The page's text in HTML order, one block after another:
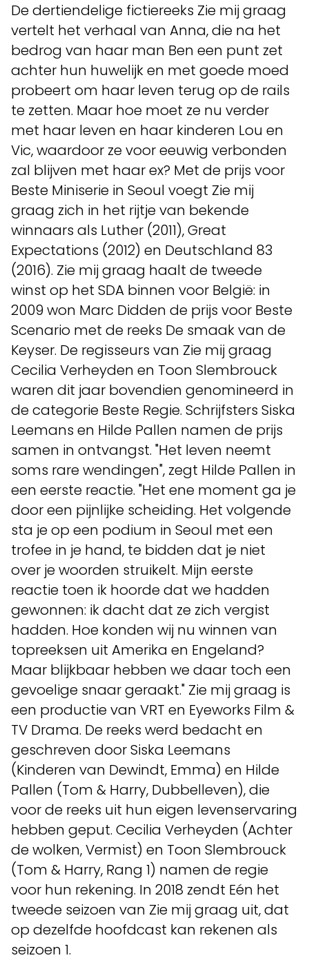
De dertiendelige fictiereeks Zie mij graag
vertelt het verhaal van Anna, die na het
bedrog van haar man Ben een punt zet
achter hun huwelijk en met goede moed
probeert om haar leven terug op de rails
te zetten. Maar hoe moet ze nu verder
met haar leven en haar kinderen Lou en
Vic, waardoor ze voor eeuwig verbonden
zal blijven met haar ex? Met de prijs voor
Beste Miniserie in Seoul voegt Zie mij
graag zich in het rijtje van bekende
winnaars als Luther (2011), Great
Expectations (2012) en Deutschland 83
(2016). Zie mij graag haalt de tweede
winst op het SDA binnen voor België: in
2009 won Marc Didden de prijs voor Beste
Scenario met de reeks De smaak van de
Keyser. De regisseurs van Zie mij graag
Cecilia Verheyden en Toon Slembrouck
waren dit jaar bovendien genomineerd in
de categorie Beste Regie. Schrijfsters Siska
Leemans en Hilde Pallen namen de prijs
samen in ontvangst. "Het leven neemt
soms rare wendingen", zegt Hilde Pallen in
een eerste reactie. "Het ene moment ga je
door een pijnlijke scheiding. Het volgende
sta je op een podium in Seoul met een
trofee in je hand, te bidden dat je niet
over je woorden struikelt. Mijn eerste
reactie toen ik hoorde dat we hadden
gewonnen: ik dacht dat ze zich vergist
hadden. Hoe konden wij nu winnen van
topreeksen uit Amerika en Engeland?
Maar blijkbaar hebben we daar toch een
gevoelige snaar geraakt." Zie mij graag is
een productie van VRT en Eyeworks Film &
TV Drama. De reeks werd bedacht en
geschreven door Siska Leemans
(Kinderen van Dewindt, Emma) en Hilde
Pallen (Tom & Harry, Dubbelleven), die
voor de reeks uit hun eigen levenservaring
hebben geput. Cecilia Verheyden (Achter
de wolken, Vermist) en Toon Slembrouck
(Tom & Harry, Rang 1) namen de regie
voor hun rekening. In 2018 zendt Eén het
tweede seizoen van Zie mij graag uit, dat
op dezelfde hoofdcast kan rekenen als
seizoen 1.